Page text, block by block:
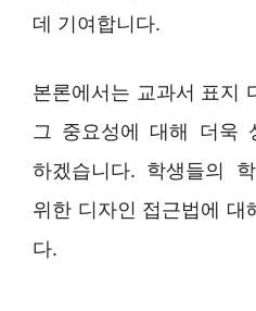
데 기여합니다.
본론에서는 교과서 표지
그 중요성에 대해 더욱
하겠습니다. 학생들의
위한 디자인 접근법에 대
다.